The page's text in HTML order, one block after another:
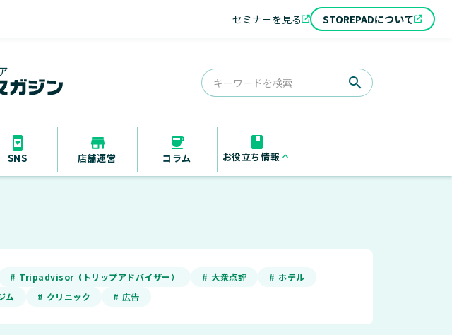
search
SNS 店舗運営 コラム お役立ち情報 keyboard_arrow_up
セミナーを見る STOREPADについて
# Tripadvisor（トリップアドバイザー） # 大衆点評
# ホテル
ム # クリニック # 広告